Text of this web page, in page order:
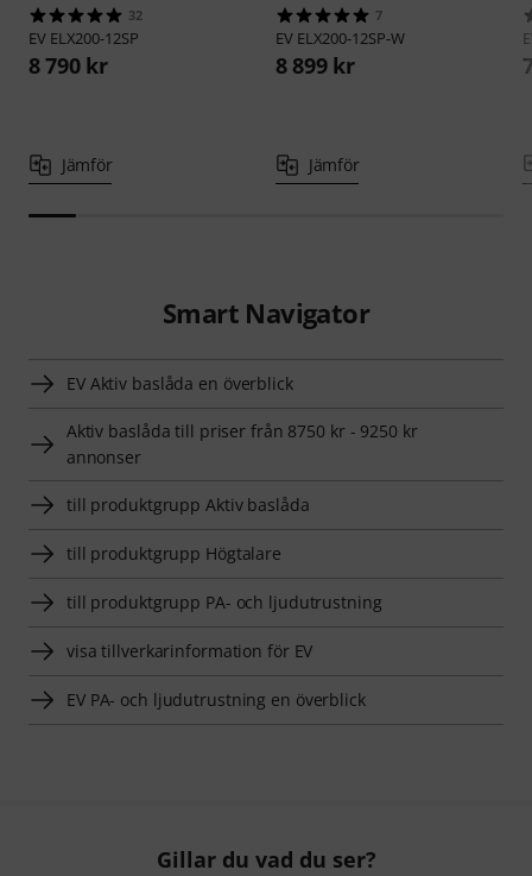
32
EV ELX200-12SP
8 790 kr
Jämför
7
EV ELX200-12SP-W
8 899 kr
Jämför
Smart Navigator
EV Aktiv baslåda en överblick
Aktiv baslåda till priser från 8750 kr - 9250 kr
annonser
till produktgrupp Aktiv baslåda
till produktgrupp Högtalare
till produktgrupp PA- och ljudutrustning
visa tillverkarinformation för EV
EV PA- och ljudutrustning en överblick
Gillar du vad du ser?